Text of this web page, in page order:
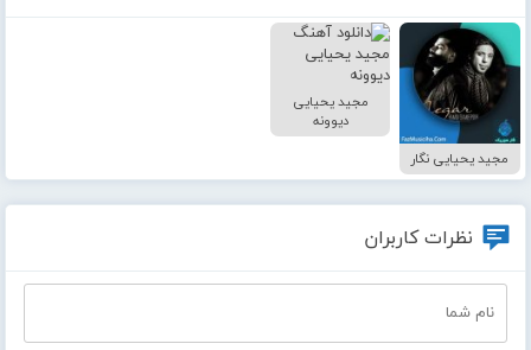
مجید یحیایی نگار
مجید یحیایی
دیوونه
نظرات کاربران